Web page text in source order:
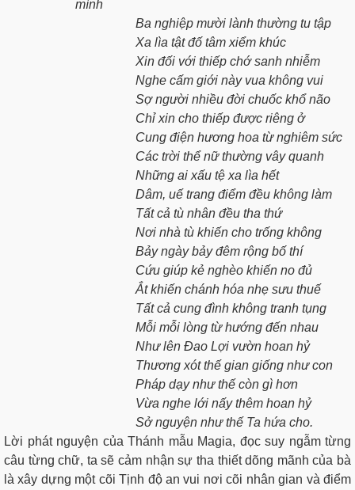
mình
Ba nghiệp mười lành thường tu tập
Xa lìa tật đố tâm xiểm khúc
Xin đối với thiếp chớ sanh nhiễm
Nghe cấm giới này vua không vui
Sợ người nhiều đời chuốc khổ não
Chỉ xin cho thiếp được riêng ở
Cung điện hương hoa từ nghiêm sức
Các trời thể nữ thường vây quanh
Những ai xấu tệ xa lìa hết
Dâm, uế trang điểm đều không làm
Tất cả tù nhân đều tha thứ
Nơi nhà tù khiến cho trống không
Bảy ngày bảy đêm rộng bố thí
Cứu giúp kẻ nghèo khiến no đủ
Ắt khiến chánh hóa nhẹ sưu thuế
Tất cả cung đình không tranh tụng
Mỗi mỗi lòng từ hướng đến nhau
Như lên Đao Lợi vườn hoan hỷ
Thương xót thế gian giống như con
Pháp dạy như thế còn gì hơn
Vừa nghe lới nấy thêm hoan hỷ
Sở nguyện như thế Ta hứa cho.
Lời phát nguyện của Thánh mẫu Magia, đọc suy ngẫm từng
câu từng chữ, ta sẽ cảm nhận sự tha thiết dõng mãnh của bà
là xây dựng một cõi Tịnh độ an vui nơi cõi nhân gian và điểm